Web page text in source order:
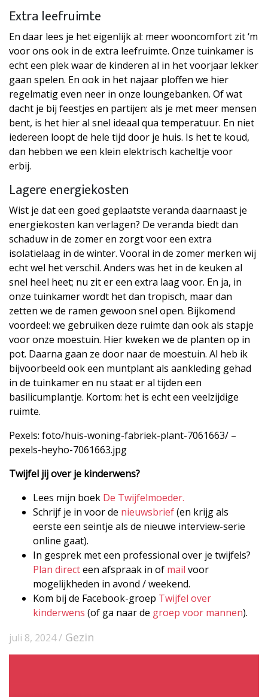
Extra leefruimte
En daar lees je het eigenlijk al: meer wooncomfort zit ‘m
voor ons ook in de extra leefruimte. Onze tuinkamer is
echt een plek waar de kinderen al in het voorjaar lekker
gaan spelen. En ook in het najaar ploffen we hier
regelmatig even neer in onze loungebanken. Of wat
dacht je bij feestjes en partijen: als je met meer mensen
bent, is het hier al snel ideaal qua temperatuur. En niet
iedereen loopt de hele tijd door je huis. Is het te koud,
dan hebben we een klein elektrisch kacheltje voor
erbij.
Lagere energiekosten
Wist je dat een goed geplaatste veranda daarnaast je
energiekosten kan verlagen? De veranda biedt dan
schaduw in de zomer en zorgt voor een extra
isolatielaag in de winter. Vooral in de zomer merken wij
echt wel het verschil. Anders was het in de keuken al
snel heel heet; nu zit er een extra laag voor. En ja, in
onze tuinkamer wordt het dan tropisch, maar dan
zetten we de ramen gewoon snel open. Bijkomend
voordeel: we gebruiken deze ruimte dan ook als stapje
voor onze moestuin. Hier kweken we de planten op in
pot. Daarna gaan ze door naar de moestuin. Al heb ik
bijvoorbeeld ook een muntplant als aankleding gehad
in de tuinkamer en nu staat er al tijden een
basilicumplantje. Kortom: het is echt een veelzijdige
ruimte.
Pexels: foto/huis-woning-fabriek-plant-7061663/ –
pexels-heyho-7061663.jpg
Twijfel jij over je kinderwens?
Lees mijn boek De Twijfelmoeder.
Schrijf je in voor de nieuwsbrief(en krijg als
eerste een seintje als de nieuwe interview-serie
online gaat).
In gesprek met een professional over je twijfels?
Plan directeen afspraak in of mail voor
mogelijkheden in avond / weekend.
Kom bij de Facebook-groep Twijfel over
kinderwens (of ga naar de groep voor mannen).
juli 8, 2024 / Gezin